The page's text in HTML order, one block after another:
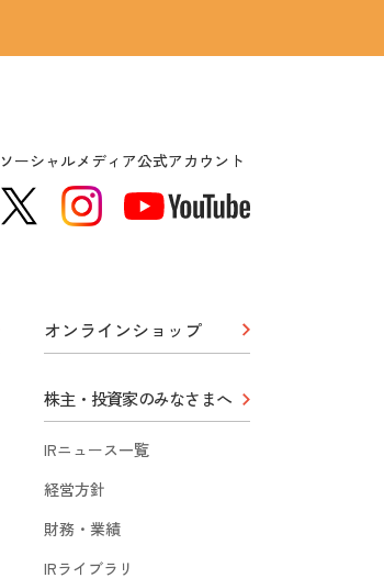
ソーシャルメディア公式アカウント
オンラインショップ
株主・投資家のみなさまへ
IRニュース一覧
経営方針
財務・業績
IRライブラリ